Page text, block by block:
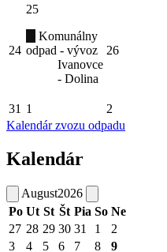
24
25
Komunálny
odpad - vývoz
Ivanovce
- Dolina
26
31 1 2
Kalendár zvozu odpadu
Kalendár
August2026
Po Ut St Št Pia So Ne
27 28 29 30 31 1
2
3
4 5 6 7 8
9